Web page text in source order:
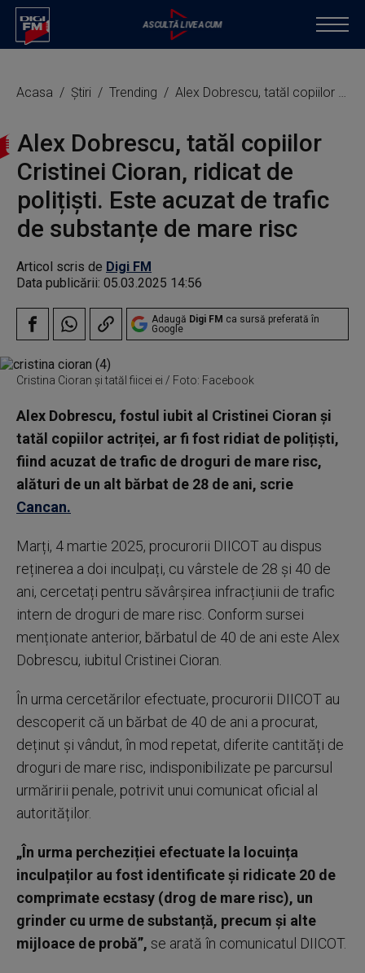
Acasa Știri Trending Alex Dobrescu, tatăl copiilor Cristinei Cioran, ridicat de polițiști. Este acuzat de trafic de substanțe de mare risc
Alex Dobrescu, tatăl copiilor
Cristinei Cioran, ridicat de
polițiști. Este acuzat de trafic
de substanțe de mare risc
Articol scris de Digi FM
Data publicării: 05.03.2025 14:56
Adaugă Digi FM ca sursă preferată în
Google
Cristina Cioran și tatăl fiicei ei / Foto: Facebook
Alex Dobrescu, fostul iubit al Cristinei Cioran și
tatăl copiilor actriței, ar fi fost ridiat de polițiști,
fiind acuzat de trafic de droguri de mare risc,
alături de un alt bărbat de 28 de ani, scrie
Cancan.
Marți, 4 martie 2025, procurorii DIICOT au dispus
reținerea a doi inculpați, cu vârstele de 28 și 40 de
ani, cercetați pentru săvârșirea infracțiunii de trafic
intern de droguri de mare risc. Conform sursei
menționate anterior, bărbatul de 40 de ani este Alex
Dobrescu, iubitul Cristinei Cioran.
În urma cercetărilor efectuate, procurorii DIICOT au
descoperit că un bărbat de 40 de ani a procurat,
deținut și vândut, în mod repetat, diferite cantități de
droguri de mare risc, indisponibilizate pe parcursul
urmăririi penale, potrivit unui comunicat oficial al
autorităților.
„În urma percheziției efectuate la locuința
inculpaților au fost identificate și ridicate 20 de
comprimate ecstasy (drog de mare risc), un
grinder cu urme de substanță, precum și alte
mijloace de probă”, se arată în comunicatul DIICOT.